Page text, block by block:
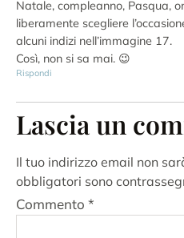
Natale, compleanno, Pasqua,
liberamente scegliere
alcuni indizi nell’immagine 17.
Così, non si sa mai. 😉
Rispondi
Lascia un
Il tuo indirizzo email non
obbligatori sono
Commento *